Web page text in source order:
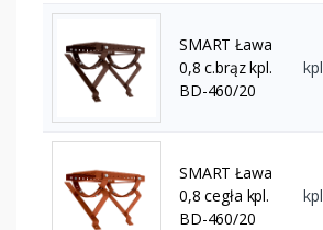
SMART Ława
0,8 c.brąz kpl.
BD-460/20
kpl
SMART Ława
0,8 cegła kpl.
BD-460/20
kpl